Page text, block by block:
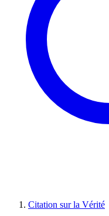
Citation sur la Vérité